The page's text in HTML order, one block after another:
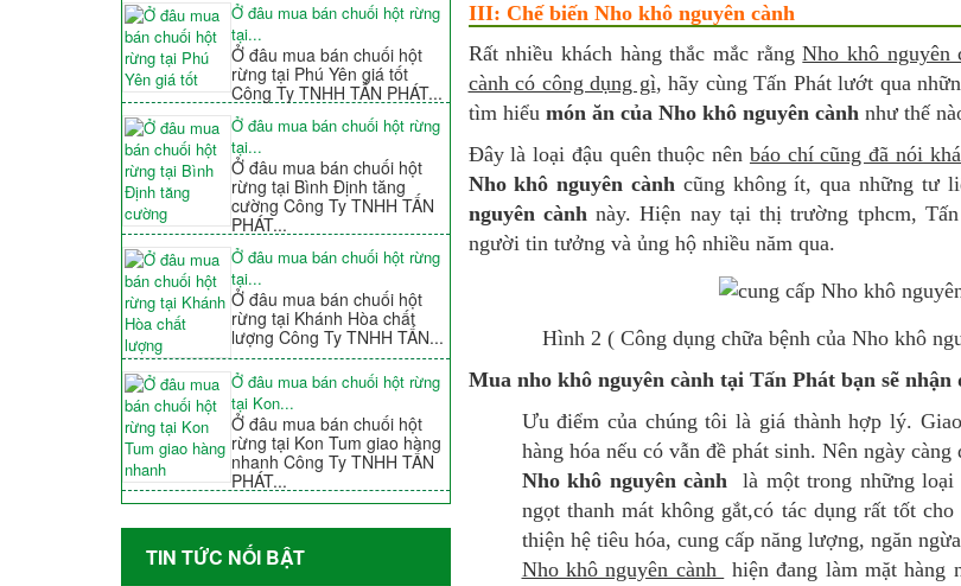
Ở đâu mua bán chuối hột rừng
tại...
Ở đâu mua bán chuối hột
rừng tại Phú Yên giá tốt
Công Ty TNHH TẤN PHÁT...
Ở đâu mua bán chuối hột rừng
tại...
Ở đâu mua bán chuối hột
rừng tại Bình Định tăng
cường Công Ty TNHH TẤN
PHÁT...
Ở đâu mua bán chuối hột rừng
tại...
Ở đâu mua bán chuối hột
rừng tại Khánh Hòa chất
lượng Công Ty TNHH TẤN...
Ở đâu mua bán chuối hột rừng
tại Kon...
Ở đâu mua bán chuối hột
rừng tại Kon Tum giao hàng
nhanh Công Ty TNHH TẤN
PHÁT...
TIN TỨC NỐI BẬT
III: Chế biến Nho khô nguyên cành
Rất nhiều khách hàng thắc mắc rằngNho khô nguyên
cành có công dụng gì, hãy cùng Tấn Phát lướt qua
tìm hiểu món ăn của Nho khô nguyên cành như thế
Đây là loại đậu quên thuộc nên báo chí cũng đã nói
Nho khô nguyên cành cũng không ít, qua những tư
nguyên cànhnày. Hiện nay tại thị trường tphcm,
người tin tưởng và ủng hộ nhiều năm qua.
Hình 2 ( Công dụng chữa bệnh của Nho khô
Mua nho khô nguyên cành tại Tấn Phát bạn sẽ nhận
Ưu điểm của chúng tôi là giá thành hợp lý.
hàng hóa nếu có vẫn đề phát sinh. Nên ngày
Nho khô nguyên cành
là một trong những
ngọt thanh mát không gắt,có tác dụng rất tốt
thiện hệ tiêu hóa, cung cấp năng lượng, ngăn
Nho khô nguyên cành
hiện đang làm mặt hàng